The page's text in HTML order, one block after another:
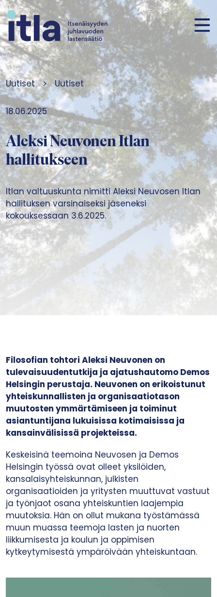
Siirry sisältöön
Uutiset > Uutiset
18.06.2025
Aleksi Neuvonen Itlan
hallitukseen
Itlan valtuuskunta nimitti Aleksi Neuvosen Itlan
hallituksen varsinaiseksi jäseneksi
kokouksessaan 3.6.2025.
Filosofian tohtori Aleksi Neuvonen on
tulevaisuudentutkija ja ajatushautomo Demos
Helsingin perustaja. Neuvonen on erikoistunut
yhteiskunnallisten ja organisaatiotason
muutosten ymmärtämiseen ja toiminut
asiantuntijana lukuisissa kotimaisissa ja
kansainvälisissä projekteissa.
Keskeisinä teemoina Neuvosen ja Demos
Helsingin työssä ovat olleet yksilöiden,
kansalaisyhteiskunnan, julkisten
organisaatioiden ja yritysten muuttuvat vastuut
ja työnjaot osana yhteiskuntien laajempia
muutoksia. Hän on ollut mukana työstämässä
muun muassa teemoja lasten ja nuorten
liikkumisesta ja koulun ja oppimisen
kytkeytymisestä ympäröivään yhteiskuntaan.